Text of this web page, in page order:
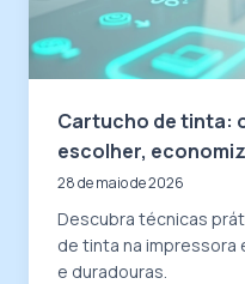
Cartucho de tinta:
escolher,
28 de maio de 2026
Descubra técnicas
de tinta na impressora
e duradouras.